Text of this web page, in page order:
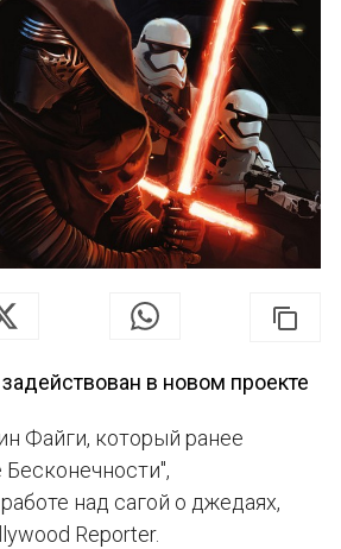
в новом проекте
Файги, который ранее
Бесконечности",
над сагой о джедаях,
Reporter.